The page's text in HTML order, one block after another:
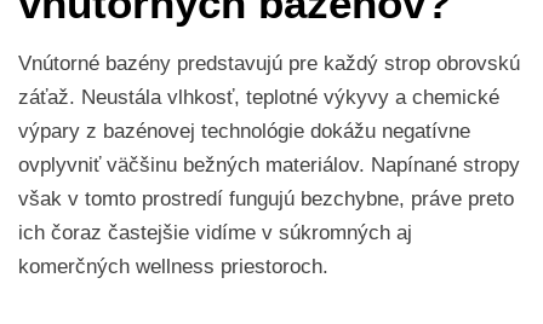
Vnútorné bazény predstavujú pre každý strop obrovskú
záťaž. Neustála vlhkosť, teplotné výkyvy a chemické
výpary z bazénovej technológie dokážu negatívne
ovplyvniť väčšinu bežných materiálov. Napínané stropy
však v tomto prostredí fungujú bezchybne, práve preto
ich čoraz častejšie vidíme v súkromných aj
komerčných wellness priestoroch.